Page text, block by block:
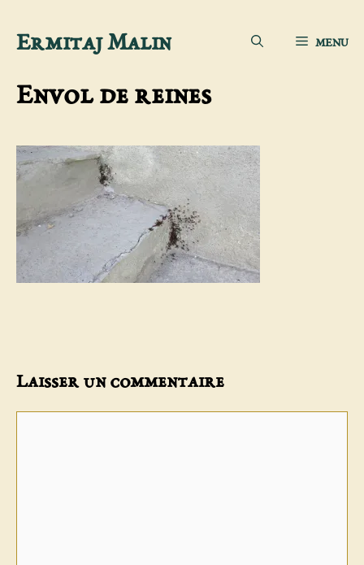
Aller
contenu
Ermitaj Malin MENU
Envol de reines
Laisser un commentaire